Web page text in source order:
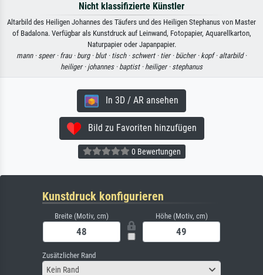
Nicht klassifizierte Künstler
Altarbild des Heiligen Johannes des Täufers und des Heiligen Stephanus von Master
of Badalona. Verfügbar als Kunstdruck auf Leinwand, Fotopapier, Aquarellkarton,
Naturpapier oder Japanpapier.
mann · speer · frau · burg · blut · tisch · schwert · tier · bücher · kopf · altarbild ·
heiliger · johannes · baptist · heiliger · stephanus
In 3D / AR ansehen
Bild zu Favoriten hinzufügen
0 Bewertungen
Kunstdruck konfigurieren
Breite (Motiv, cm) Höhe (Motiv, cm)
Zusätzlicher Rand
Kein Rand